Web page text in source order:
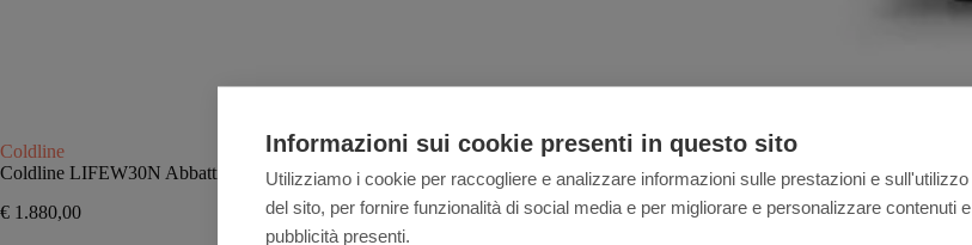
Coldline
Coldline LIFEW30N Abbattitore domestico da posizionamento libero nero elegance inox
€ 1.880,00
Informazioni sui cookie presenti in questo sito
Utilizziamo i cookie per raccogliere e analizzare informazioni sulle prestazioni e sull'utilizzo
del sito, per fornire funzionalità di social media e per migliorare e personalizzare contenuti e
pubblicità presenti.